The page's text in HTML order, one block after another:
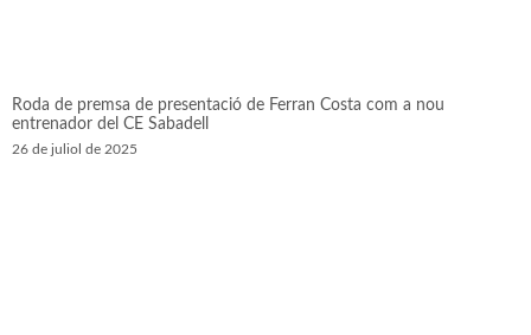
Roda de premsa de presentació de Ferran Costa com a nou
entrenador del CE Sabadell
26 de juliol de 2025